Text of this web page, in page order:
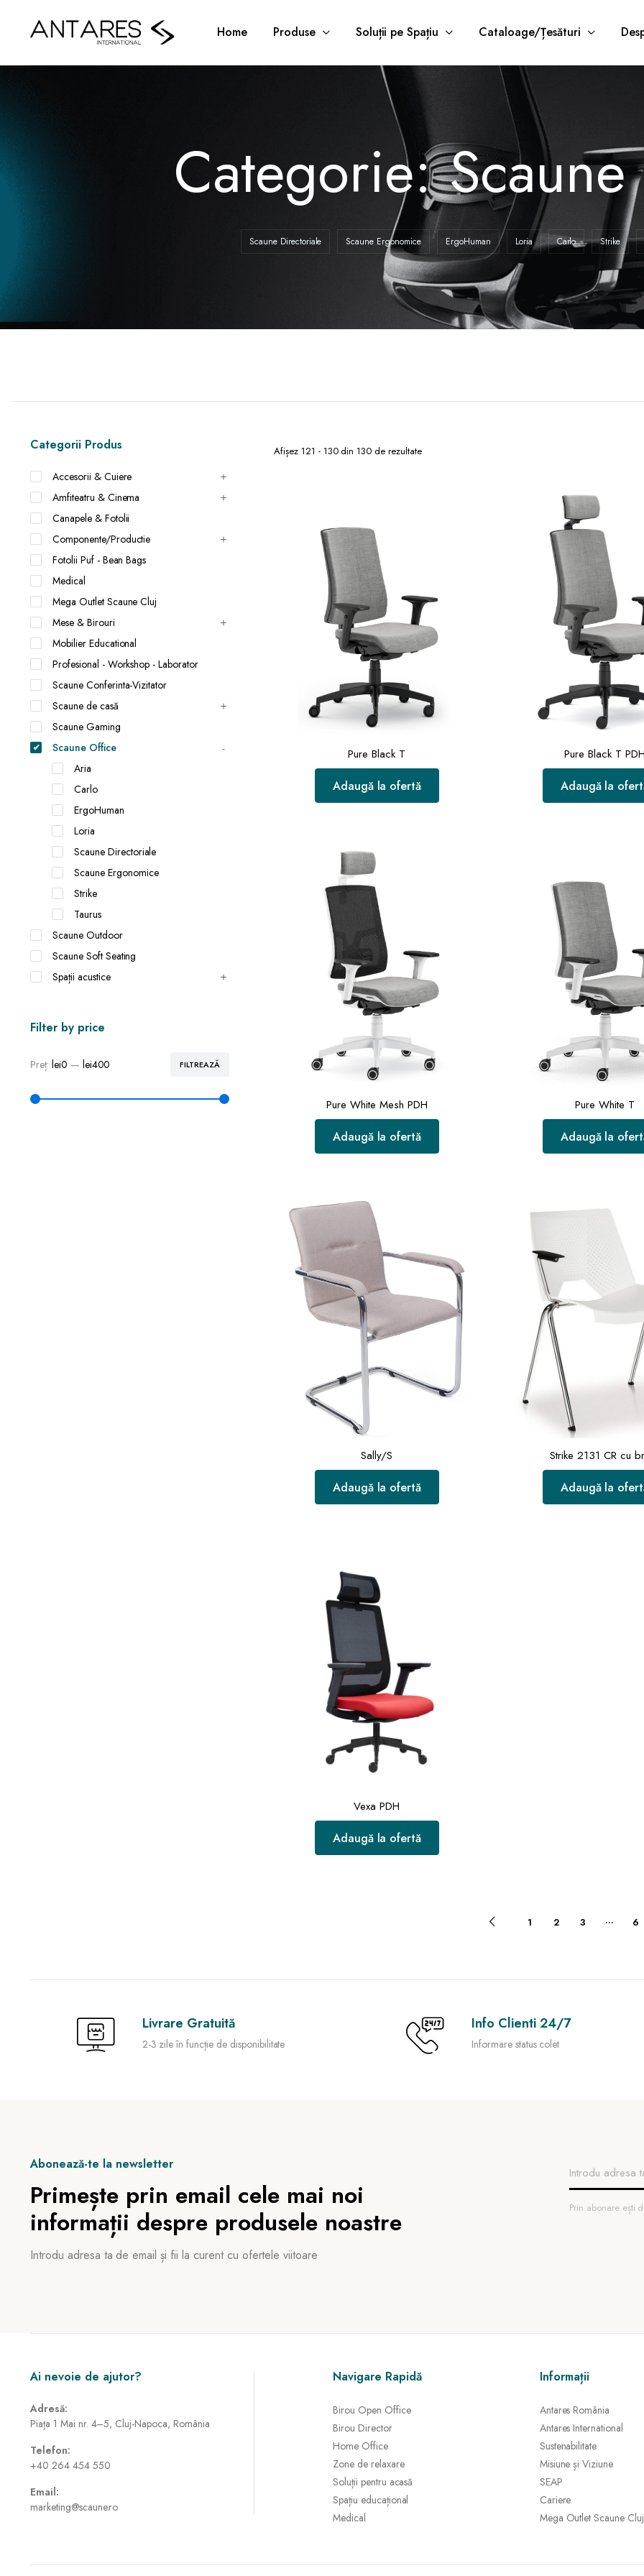
Home Produse Soluții pe Spațiu Cataloage/Țesături
Categorie:
Scaune Directoriale Scaune Ergonomice ErgoHuman Loria Carlo Strike
Afișez 121 - 130 din 130 de rezultate
Pure Black T
Adaugă la ofertă
Pure Black T PDH
Adaugă la
Pure White Mesh PDH
Adaugă la ofertă
Pure White T
Adaugă la
Sally/S
Adaugă la ofertă
Strike 2131 CR cu
Adaugă la
Vexa PDH
Adaugă la ofertă
1 2 3 … 6
Categorii Produs
Accesorii & Cuiere
Amfiteatru & Cinema
Canapele & Fotolii
Componente/Productie
Fotolii Puf - Bean Bags
Medical
Mega Outlet Scaune Cluj
Mese & Birouri
Mobilier Educational
Profesional - Workshop - Laborator
Scaune Conferinta-Vizitator
Scaune de casă
Scaune Gaming
Scaune Office
Aria
Carlo
ErgoHuman
Loria
Scaune Directoriale
Scaune Ergonomice
Strike
Taurus
Scaune Outdoor
Scaune Soft Seating
Spații acustice
Filter by price
FILTREAZĂ
Preț: lei0 — lei400
Livrare Gratuită
2-3 zile în funcție de disponibilitate
Info Clienti 24/7
Informare status colet
Abonează-te la newsletter
Primește prin email cele mai noi
informații despre produsele noastre
Introdu adresa ta de email și fii la curent cu ofertele viitoare
Prin abonare ești
Ai nevoie de ajutor?
Adresă:
Piața 1 Mai nr. 4–5, Cluj-Napoca, România
Telefon:
+40 264 454 550
Email:
marketing@scaune.ro
Navigare Rapidă
Birou Open Office
Birou Director
Home Office
Zone de relaxare
Soluții pentru acasă
Spațiu educațional
Medical
Informații
Antares România
Antares International
Sustenabilitate
Misiune și Viziune
SEAP
Cariere
Mega Outlet Scaune Cluj